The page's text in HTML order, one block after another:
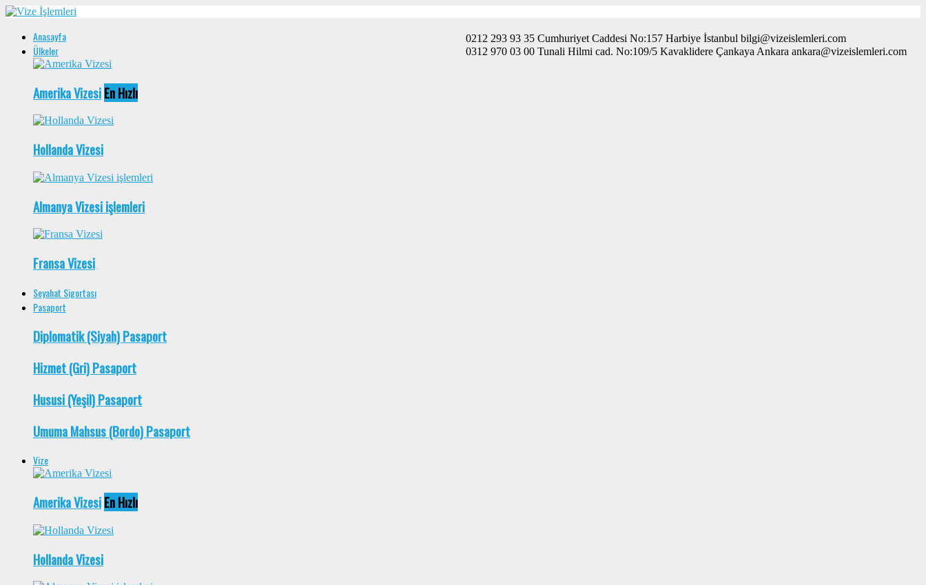
0212 293 93 35 Cumhuriyet Caddesi No:157 Harbiye İstanbul bilgi@vizeislemleri.com
0312 970 03 00 Tunali Hilmi cad. No:109/5 Kavaklidere Çankaya Ankara ankara@vizeislemleri.com
Anasayfa
Ülkeler
Amerika VizesiEn Hızlı
Hollanda Vizesi
Almanya Vizesi işlemleri
Fransa Vizesi
Seyahat Sigortası
Pasaport
Diplomatik (Siyah) Pasaport
Hizmet (Gri) Pasaport
Hususi (Yeşil) Pasaport
Umuma Mahsus (Bordo) Pasaport
Vize
Amerika VizesiEn Hızlı
Hollanda Vizesi